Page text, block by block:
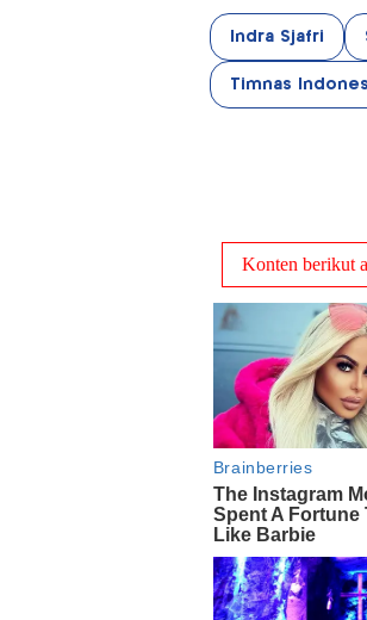
Indra Sjafri
Timnas